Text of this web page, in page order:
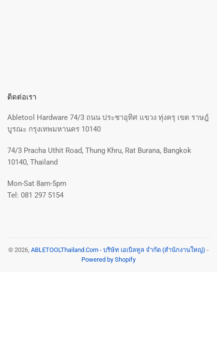
ติดต่อเรา
Abletool Hardware 74/3 ถนน ประชาอุทิศ แขวง ทุ่งครุ เขต ราษฎ์
บูรณะ กรุงเทพมหานคร 10140
74/3 Pracha Uthit Road, Thung Khru, Rat Burana, Bangkok
10140, Thailand
Mon-Sat 8am-5pm
Tel: 081 297 5154
© 2026, ABLETOOLThailand.Com - บริษัท เอเบิลทูล จำกัด (สำนักงานใหญ่) -
Powered by Shopify